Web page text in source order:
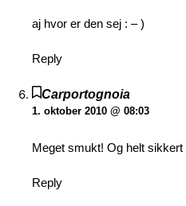
aj hvor er den sej : – )
Reply
Carportognoia
1. oktober 2010 @ 08:03
Meget smukt! Og helt sikkert
Reply